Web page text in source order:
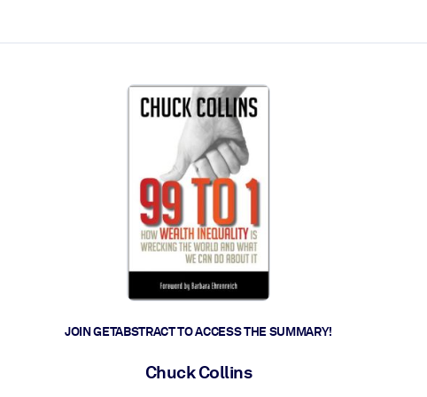
JOIN GETABSTRACT TO ACCESS THE SUMMARY!
Chuck Collins